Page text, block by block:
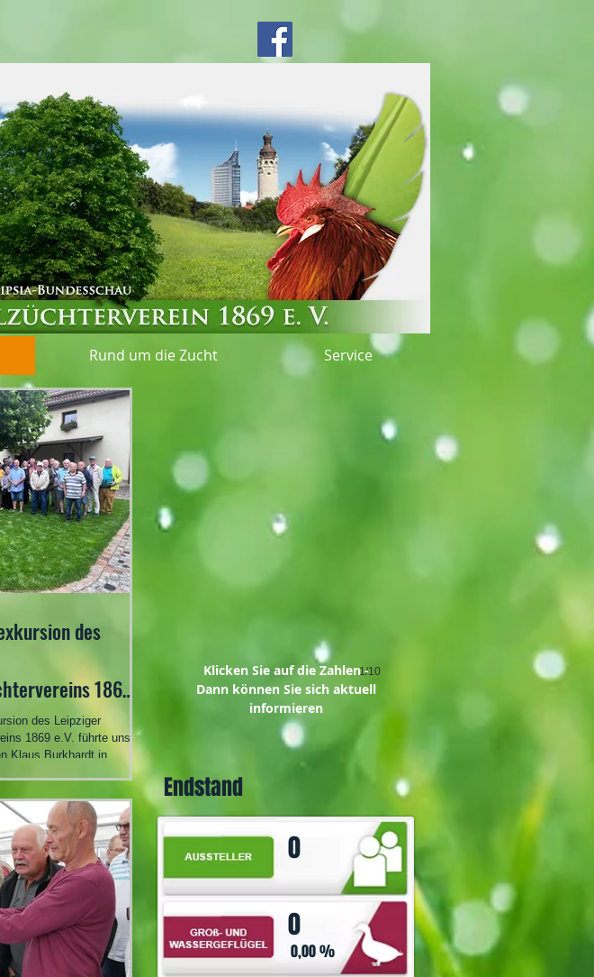
Rund um die Zucht Service
des
1869
des Leipziger
1869 e.V. führte uns
Klaus Burkhardt in
Ausfahrt das
aus Burgstädt zur
starteten wir voller
Stopp bei Klaus
Pünktlich um
1/10
Klicken Sie auf die Zahlen -
Dann können Sie sich aktuell
informieren
Endstand
0
0
0,00 %